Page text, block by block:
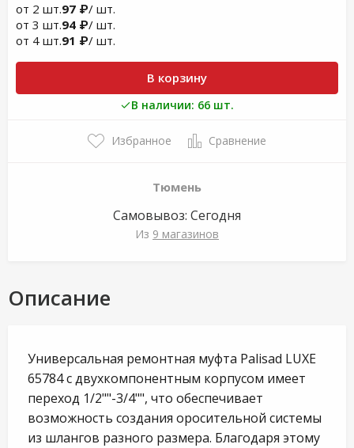
от 2 шт.97 ₽/ шт.
от 3 шт.94 ₽/ шт.
от 4 шт.91 ₽/ шт.
В корзину
В наличии: 66 шт.
Избранное Сравнение
Тюмень
Самовывоз: Сегодня
Из 9 магазинов
Описание
Универсальная ремонтная муфта Palisad LUXE
65784 с двухкомпонентным корпусом имеет
переход 1/2""-3/4"", что обеспечивает
возможность создания оросительной системы
из шлангов разного размера. Благодаря этому